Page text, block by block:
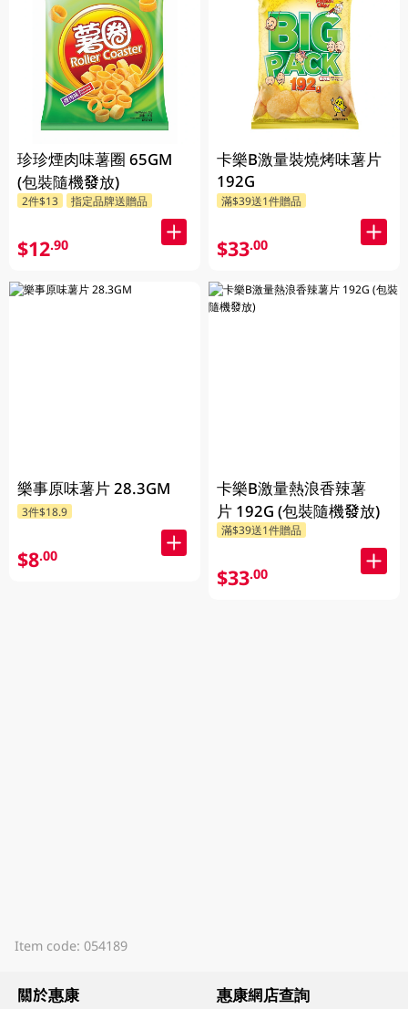
珍珍煙肉味薯圈 65GM
(包裝隨機發放)
2件$13 指定品牌送贈品
$12.90
樂事原味薯片 28.3GM
3件$18.9
$8.00
卡樂B激量裝燒烤味薯片
192G
滿$39送1件贈品
$33.00
卡樂B激量熱浪香辣薯
片 192G (包裝隨機發放)
滿$39送1件贈品
$33.00
Item code: 054189
關於惠康 惠康網店查詢